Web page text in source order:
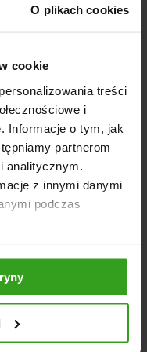
O plikach cookies
cookie
treści
i
Informacje o tym, jak
partnerom
analitycznym.
z innymi danymi
podczas